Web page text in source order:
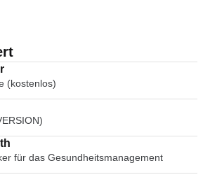
(kostenlos)
für das Gesundheitsmanagement